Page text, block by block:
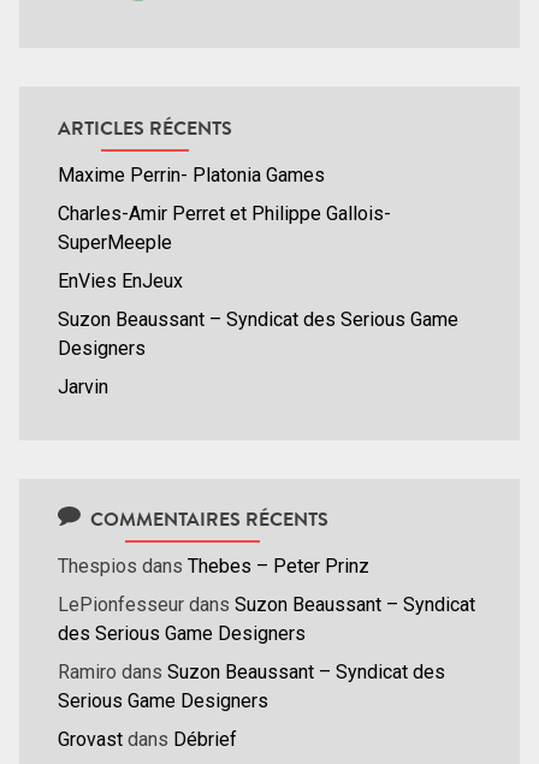
ARTICLES RÉCENTS
Maxime Perrin- Platonia Games
Charles-Amir Perret et Philippe Gallois-
SuperMeeple
EnVies EnJeux
Suzon Beaussant – Syndicat des Serious Game
Designers
Jarvin
COMMENTAIRES RÉCENTS
Thespios dans Thebes – Peter Prinz
LePionfesseur dans Suzon Beaussant – Syndicat
des Serious Game Designers
Ramiro dans Suzon Beaussant – Syndicat des
Serious Game Designers
Grovast dans Débrief